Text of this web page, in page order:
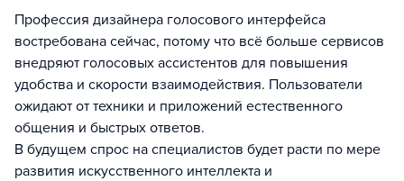
Профессия дизайнера голосового интерфейса
востребована сейчас, потому что всё больше сервисов
внедряют голосовых ассистентов для повышения
удобства и скорости взаимодействия. Пользователи
ожидают от техники и приложений естественного
общения и быстрых ответов.
В будущем спрос на специалистов будет расти по мере
развития искусственного интеллекта и